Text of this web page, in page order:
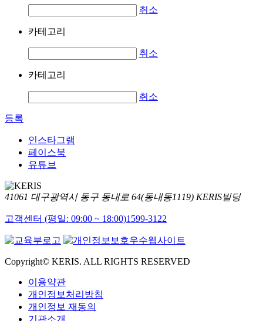
취소
카테고리
취소
카테고리
취소
등록
인스타그램
페이스북
유튜브
41061 대구광역시 동구 동내로 64(동내동1119) KERIS빌딩
고객센터 (평일: 09:00 ~ 18:00)1599-3122
Copyright© KERIS. ALL RIGHTS RESERVED
이용약관
개인정보처리방침
개인정보 재동의